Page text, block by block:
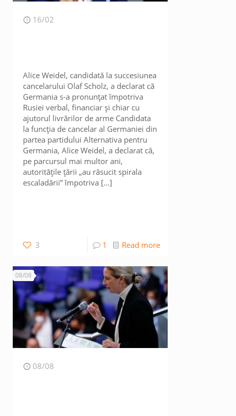
16/02
Alice Weidel, candidată la succesiunea
cancelarului Olaf Scholz, a declarat că
Germania s-a pronunțat împotriva
Rusiei verbal, financiar și chiar cu
ajutorul livrărilor de arme Candidata
la funcția de cancelar al Germaniei din
partea partidului Alternativa pentru
Germania, Alice Weidel, a declarat că,
pe parcursul mai multor ani,
autoritățile țării „au răsucit spirala
escaladării” împotriva […]
3 1 Read more
08/08
08/08